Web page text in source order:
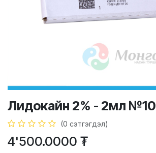
Лидокайн 2% - 2мл №10
(0 сэтгэгдэл)
4'500.0000 ₮